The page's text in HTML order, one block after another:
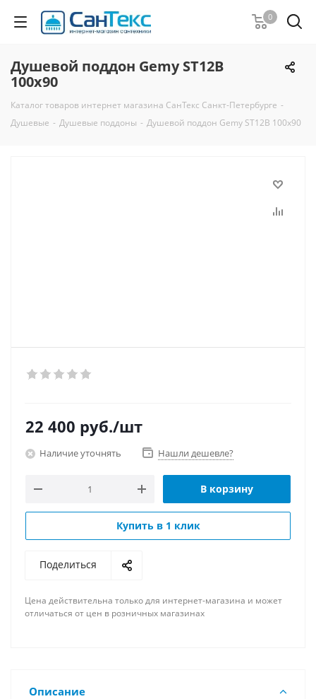
0
Душевой поддон Gemy ST12B
100x90
Каталог товаров интернет магазина СанТекс Санкт-Петербурге -
Душевые - Душевые поддоны - Душевой поддон Gemy ST12B 100x90
22 400 руб./шт
Наличие уточнять Нашли дешевле?
В корзину
Купить в 1 клик
Поделиться
Цена действительна только для интернет-магазина и может
отличаться от цен в розничных магазинах
Описание